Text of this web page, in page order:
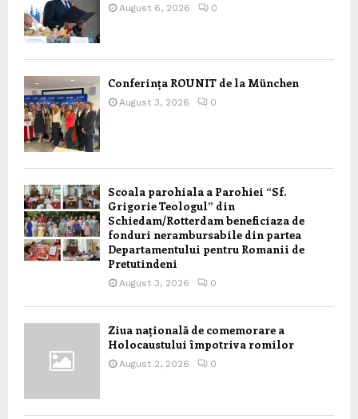
August 6, 2026 0
Conferința ROUNIT de la München
August 3, 2026 0
Scoala parohiala a Parohiei “Sf.
Grigorie Teologul” din
Schiedam/Rotterdam beneficiaza de
fonduri nerambursabile din partea
Departamentului pentru Romanii de
Pretutindeni
August 3, 2026 0
Ziua națională de comemorare a
Holocaustului împotriva romilor
August 2, 2026 0